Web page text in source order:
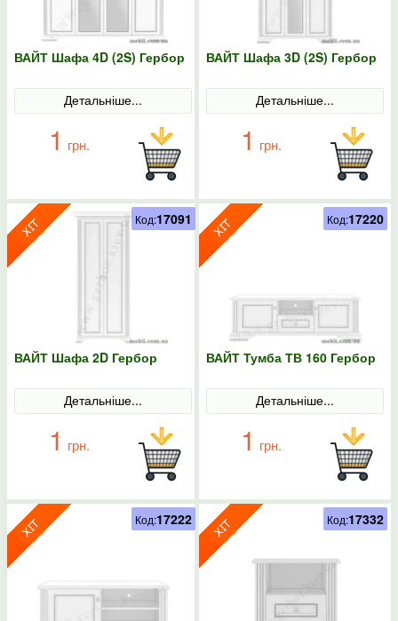
ВАЙТ Шафа 4D (2S) Гербор
Детальніше...
1 грн.
ВАЙТ Шафа 3D (2S) Гербор
Детальніше...
1 грн.
ВАЙТ Шафа 2D Гербор
Детальніше...
1 грн.
Код:17091
ВАЙТ Тумба ТВ 160 Гербор
Детальніше...
1 грн.
Код:17220
Код:17222 Код:17332